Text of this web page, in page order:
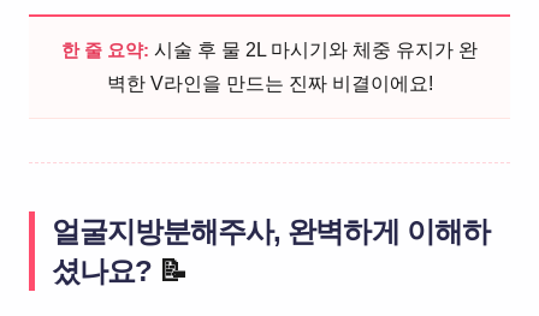
한 줄 요약: 시술 후 물 2L 마시기와 체중 유지가 완
벽한 V라인을 만드는 진짜 비결이에요!
얼굴지방분해주사, 완벽하게 이해하
셨나요? 📝